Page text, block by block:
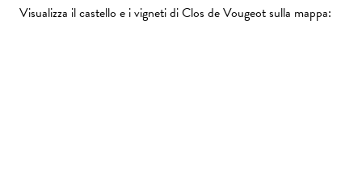
Visualizza il castello e i vigneti di Clos de Vougeot sulla mappa: